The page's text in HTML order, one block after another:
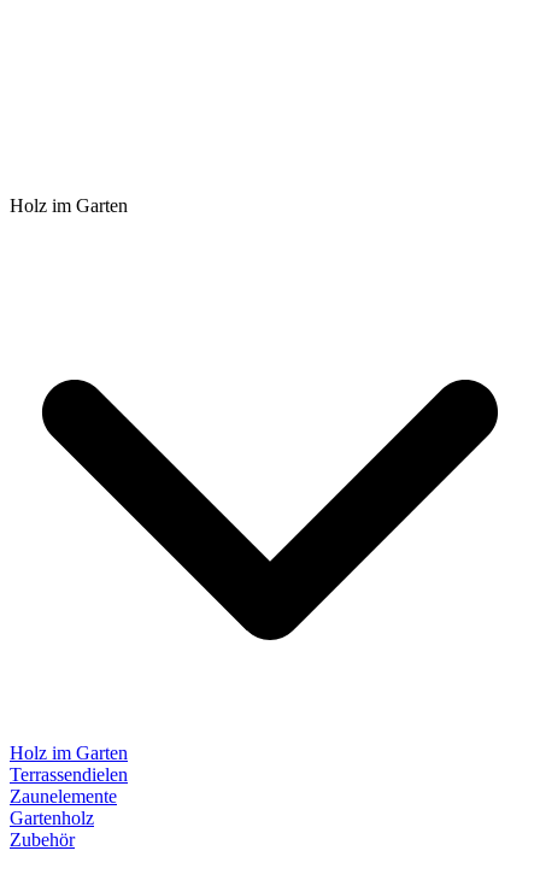
Holz im Garten
Holz im Garten
Terrassendielen
Zaunelemente
Gartenholz
Zubehör